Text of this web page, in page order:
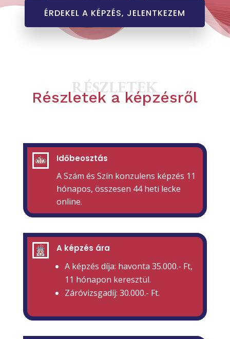
ÉRDEKEL A KÉPZÉS, JELENTKEZEM
RÉSZLETEK
Részletek a képzésről
Időbeosztás
A Szám és Szín konzulens képzés 11
hónapos, összesen 44 heti lecke
online.
A képzés ára
A képzés díja: havonta 35.000.- Ft,
11 hónapon keresztül.
Záróvizsgadíj: 30.000.- Ft.